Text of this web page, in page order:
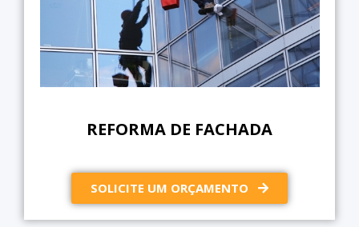
REFORMA DE FACHADA
SOLICITE UM ORÇAMENTO